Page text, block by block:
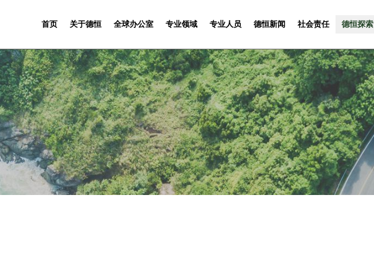
首页 关于德恒 全球办公室 专业领域 专业人员 德恒新闻 社会责任 德恒探索